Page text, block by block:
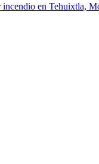
incendio en Tehuixtla,